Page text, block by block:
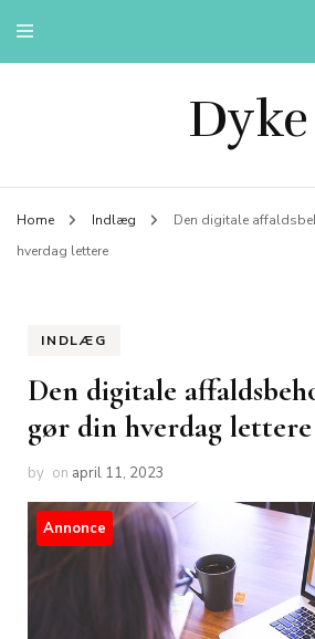
Dyke
Home Indlæg
Den digitale
hverdag lettere
INDLÆG
Den digitale
gør din hverdag lettere
by on april 11, 2023
Annonce